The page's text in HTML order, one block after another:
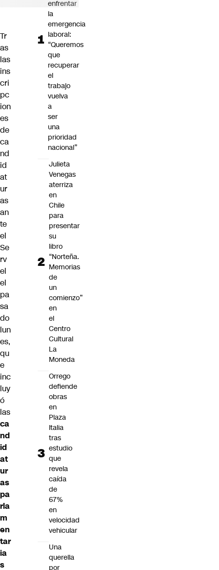
Tr
as
las
ins
cri
pc
ion
es
de
ca
nd
id
at
ur
as
an
te
el
Se
rv
el
el
pa
sa
do
lun
es,
qu
e
inc
luy
ó
las
ca
nd
id
at
ur
as
pa
rla
m
en
tar
ia
s
enfrentar
la
emergencia
laboral:
“Queremos
que
recuperar
el
trabajo
vuelva
a
ser
una
prioridad
nacional”
Julieta
Venegas
aterriza
en
Chile
para
presentar
su
libro
“Norteña.
Memorias
de
un
comienzo”
en
el
Centro
Cultural
La
Moneda
Orrego
defiende
obras
en
Plaza
Italia
tras
estudio
que
revela
caída
de
67%
en
velocidad
vehicular
Una
querella
por